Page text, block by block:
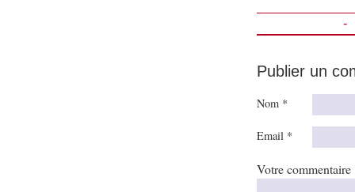
-
Publier un
Nom *
Email *
Votre